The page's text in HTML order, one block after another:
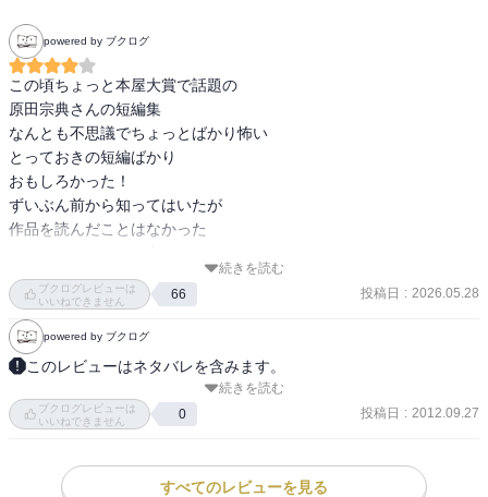
powered by ブクログ
この頃ちょっと本屋大賞で話題の
原田宗典さんの短編集
なんとも不思議でちょっとばかり怖い
とっておきの短編ばかり
おもしろかった！
ずいぶん前から知ってはいたが
作品を読んだことはなかった
改めていろいろみてみると
知らなかったが作家自身が
大変な人生を歩んでいるようです
妹が原田マハだなんてもっと知らなかった
ますます興味深い
発掘部門の本もぜひ読みたい
続きを読む
ブクログレビューは
いいねできません
66 投稿日 : 2026.05.28
powered by ブクログ
このレビューはネタバレを含みます。
今回は僕に多大な影響を与えてくれた作家、原田宗典の短編小説集
『何の印象もない女』を読みました。
１０作品くらいあります）、文章のおもしろさやセンスというの
は、抜群だと感じます。
続きを読む
ブクログレビューは
いいねできません
0 投稿日 : 2012.09.27
すべてのレビューを見る